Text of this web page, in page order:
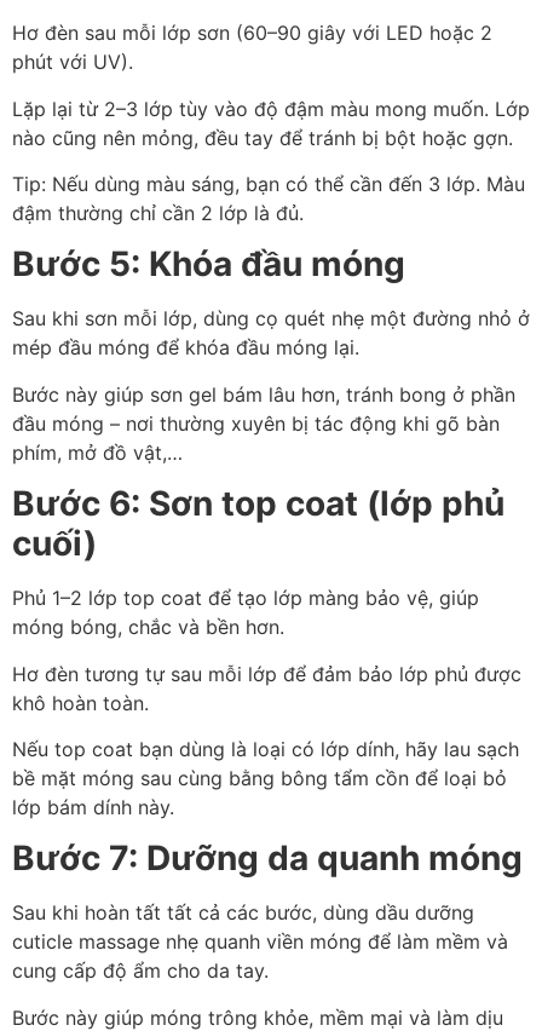
Hơ đèn sau mỗi lớp sơn (60–90 giây với LED hoặc 2
phút với UV).
Lặp lại từ 2–3 lớp tùy vào độ đậm màu mong muốn. Lớp
nào cũng nên mỏng, đều tay để tránh bị bột hoặc gợn.
Tip: Nếu dùng màu sáng, bạn có thể cần đến 3 lớp. Màu
đậm thường chỉ cần 2 lớp là đủ.
Bước 5: Khóa đầu móng
Sau khi sơn mỗi lớp, dùng cọ quét nhẹ một đường nhỏ ở
mép đầu móng để khóa đầu móng lại.
Bước này giúp sơn gel bám lâu hơn, tránh bong ở phần
đầu móng – nơi thường xuyên bị tác động khi gõ bàn
phím, mở đồ vật,…
Bước 6: Sơn top coat (lớp phủ
cuối)
Phủ 1–2 lớp top coat để tạo lớp màng bảo vệ, giúp
móng bóng, chắc và bền hơn.
Hơ đèn tương tự sau mỗi lớp để đảm bảo lớp phủ được
khô hoàn toàn.
Nếu top coat bạn dùng là loại có lớp dính, hãy lau sạch
bề mặt móng sau cùng bằng bông tẩm cồn để loại bỏ
lớp bám dính này.
Bước 7: Dưỡng da quanh móng
Sau khi hoàn tất tất cả các bước, dùng dầu dưỡng
cuticle massage nhẹ quanh viền móng để làm mềm và
cung cấp độ ẩm cho da tay.
Bước này giúp móng trông khỏe, mềm mại và làm dịu